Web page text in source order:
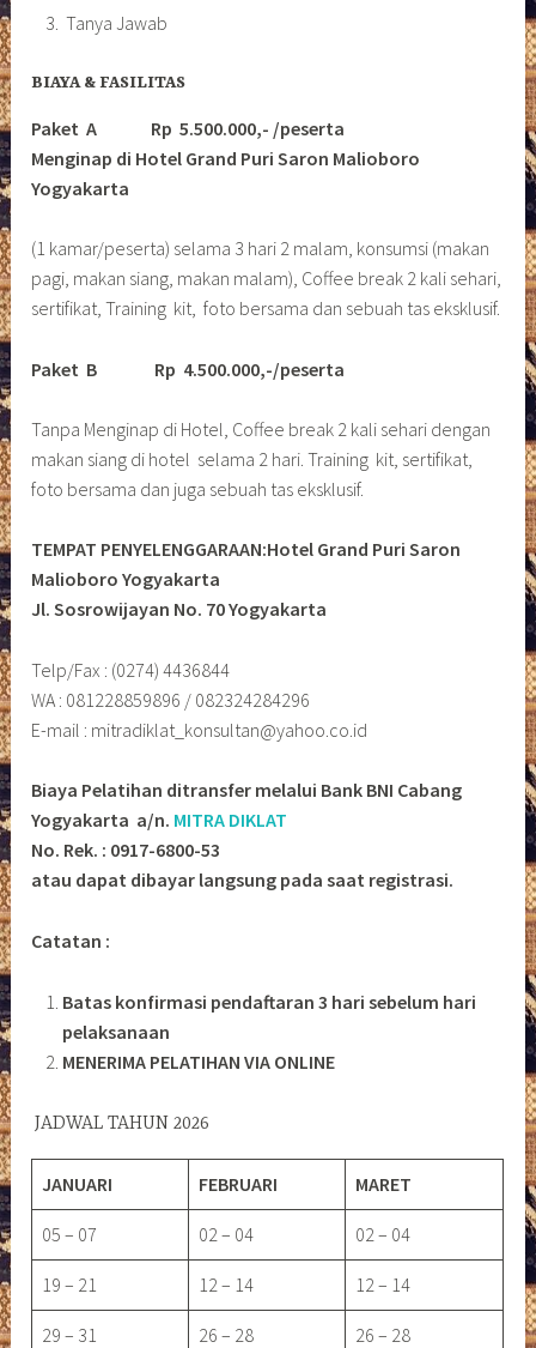
Tanya Jawab
BIAYA & FASILITAS
Paket A Rp 5.500.000,- /peserta
Menginap di Hotel Grand Puri Saron Malioboro
Yogyakarta
(1 kamar/peserta) selama 3 hari 2 malam, konsumsi (makan
pagi, makan siang, makan malam), Coffee break 2 kali sehari,
sertifikat, Training kit, foto bersama dan sebuah tas eksklusif.
Paket B Rp 4.500.000,-/peserta
Tanpa Menginap di Hotel, Coffee break 2 kali sehari dengan
makan siang di hotel selama 2 hari. Training kit, sertifikat,
foto bersama dan juga sebuah tas eksklusif.
TEMPAT PENYELENGGARAAN:Hotel Grand Puri Saron
Malioboro Yogyakarta
Jl. Sosrowijayan No. 70 Yogyakarta
Telp/Fax : (0274) 4436844
WA : 081228859896 / 082324284296
E-mail : mitradiklat_konsultan@yahoo.co.id
Biaya Pelatihan ditransfer melalui Bank BNI Cabang
Yogyakarta a/n. MITRA DIKLAT
No. Rek. : 0917-6800-53
atau dapat dibayar langsung pada saat registrasi.
Catatan :
Batas konfirmasi pendaftaran 3 hari sebelum hari
pelaksanaan
MENERIMA PELATIHAN VIA ONLINE
JADWAL TAHUN 2026
JANUARI FEBRUARI MARET
05 – 07 02 – 04 02 – 04
19 – 21 12 – 14 12 – 14
29 – 31 26 – 28 26 – 28